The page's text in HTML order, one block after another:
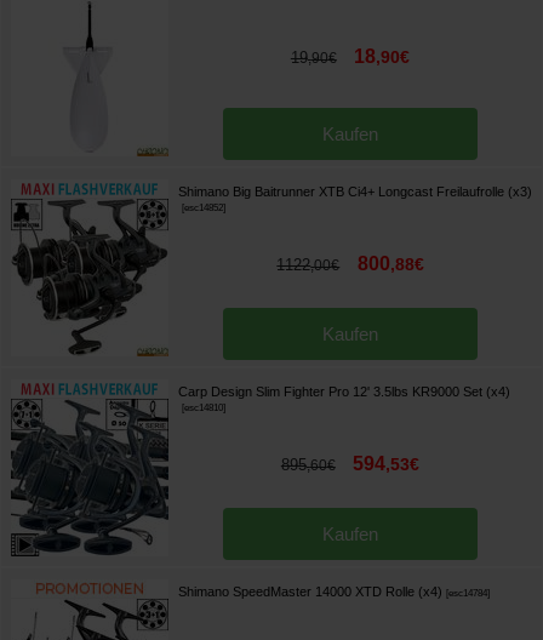
19,90€ 18,90€
Kaufen
Shimano Big Baitrunner XTB Ci4+ Longcast Freilaufrolle (x3)
[esc14852]
1122,00€ 800,88€
Kaufen
Carp Design Slim Fighter Pro 12' 3.5lbs KR9000 Set (x4)
[esc14810]
895,60€ 594,53€
Kaufen
Shimano SpeedMaster 14000 XTD Rolle (x4) [esc14784]